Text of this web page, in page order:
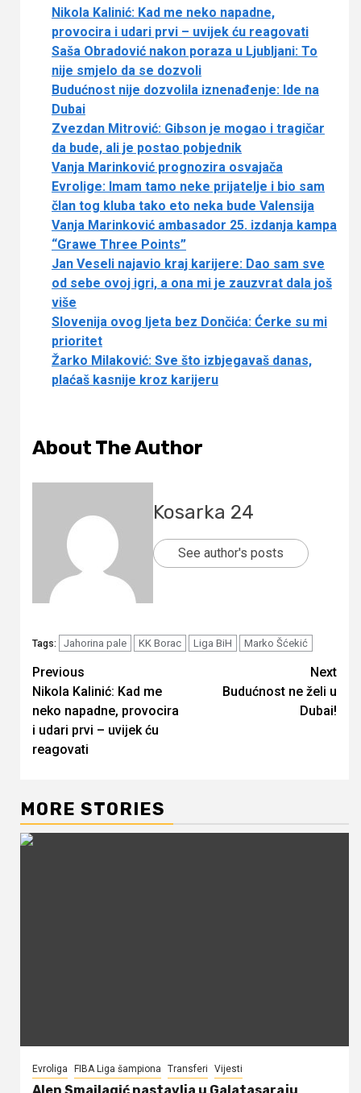
Nikola Kalinić: Kad me neko napadne,
provocira i udari prvi – uvijek ću reagovati
Saša Obradović nakon poraza u Ljubljani: To
nije smjelo da se dozvoli
Budućnost nije dozvolila iznenađenje: Ide na
Dubai
Zvezdan Mitrović: Gibson je mogao i tragičar
da bude, ali je postao pobjednik
Vanja Marinković prognozira osvajača
Evrolige: Imam tamo neke prijatelje i bio sam
član tog kluba tako eto neka bude Valensija
Vanja Marinković ambasador 25. izdanja kampa
“Grawe Three Points”
Jan Veseli najavio kraj karijere: Dao sam sve
od sebe ovoj igri, a ona mi je zauzvrat dala još
više
Slovenija ovog ljeta bez Dončića: Ćerke su mi
prioritet
Žarko Milaković: Sve što izbjegavaš danas,
plaćaš kasnije kroz karijeru
About The Author
Kosarka 24
See author's posts
Tags: Jahorina pale KK Borac Liga BiH Marko Šćekić
Continue
Reading
Previous
Nikola Kalinić: Kad me
neko napadne, provocira
i udari prvi – uvijek ću
reagovati
Next
Budućnost ne želi u
Dubai!
MORE STORIES
Evroliga FIBA Liga šampiona Transferi Vijesti